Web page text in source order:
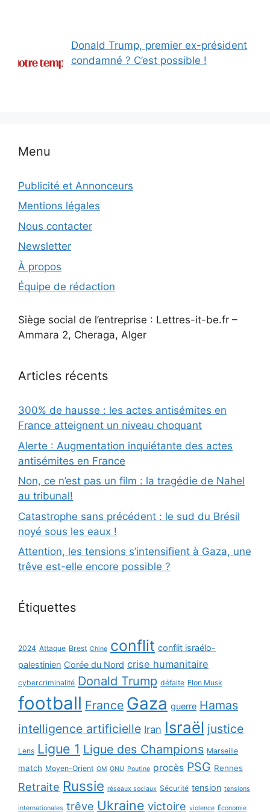
Donald Trump, premier ex-président
condamné ? C’est possible !
Menu
Publicité et Annonceurs
Mentions légales
Nous contacter
Newsletter
À propos
Équipe de rédaction
Siège social de l’entreprise : Lettres-it-be.fr –
Ammara 2, Cheraga, Alger
Articles récents
300% de hausse : les actes antisémites en
France atteignent un niveau choquant
Alerte : Augmentation inquiétante des actes
antisémites en France
Non, ce n’est pas un film : la tragédie de Nahel
au tribunal!
Catastrophe sans précédent : le sud du Brésil
noyé sous les eaux !
Attention, les tensions s’intensifient à Gaza, une
trêve est-elle encore possible ?
Étiquettes
2024 Attaque Brest Chine conflit conflit israélo-
palestinien Corée du Nord crise humanitaire
cybercriminalité Donald Trump défaite Elon Musk
football France Gaza guerre Hamas
intelligence artificielle Iran Israël justice
Lens Ligue 1 Ligue des Champions Marseille
match Moyen-Orient OM ONU Poutine procès PSG Rennes
Retraite Russie réseaux sociaux Sécurité tension tensions
internationales trêve Ukraine victoire violence Économie